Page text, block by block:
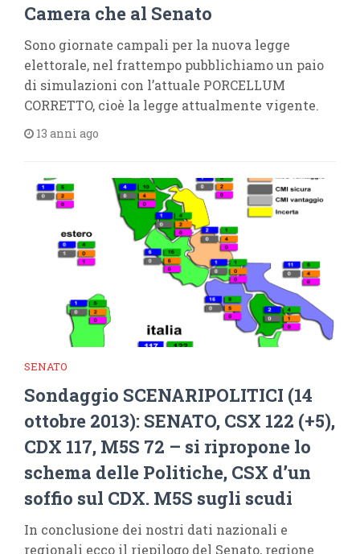
Camera che al Senato
Sono giornate campali per la nuova legge
elettorale, nel frattempo pubblichiamo un paio
di simulazioni con l’attuale PORCELLUM
CORRETTO, cioè la legge attualmente vigente.
13 anni ago
SENATO
Sondaggio SCENARIPOLITICI (14
ottobre 2013): SENATO, CSX 122 (+5),
CDX 117, M5S 72 – si ripropone lo
schema delle Politiche, CSX d’un
soffio sul CDX. M5S sugli scudi
In conclusione dei nostri dati nazionali e
regionali ecco il riepilogo del Senato, regione